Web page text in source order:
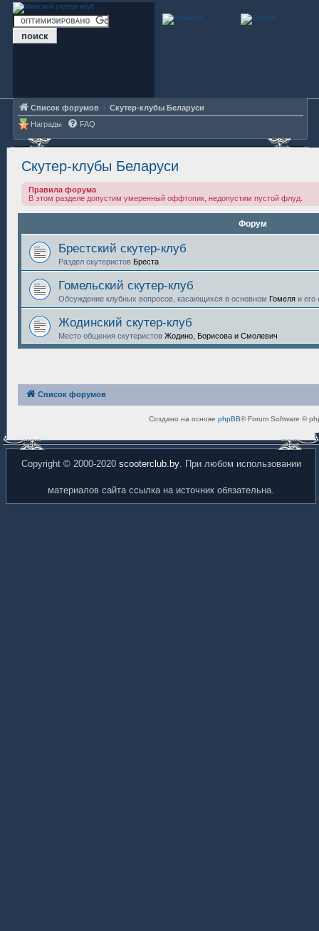
Список форумов
Скутер-клубы Беларуси
Награды
FAQ
Скутер-клубы Беларуси
Правила форума
В этом разделе допустим умеренный оффтопик, недопустим пустой флуд.
Форум
Брестский скутер-клуб
Раздел скутеристов Бреста
Гомельский скутер-клуб
Обсуждение клубных вопросов, касающихся в основном Гомеля и его
Жодинский скутер-клуб
Место общения скутеристов Жодино, Борисова и Смолевич
Список форумов
Создано на основе phpBB® Forum Software ©
Copyright © 2000-2020 scooterclub.by. При любом использовании
материалов сайта ссылка на источник обязательна.